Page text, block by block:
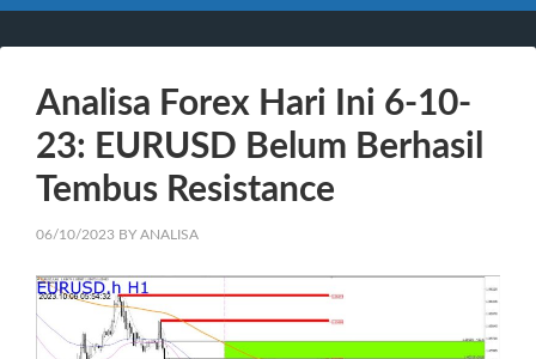
Analisa Forex Hari Ini 6-10-
23: EURUSD Belum Berhasil
Tembus Resistance
06/10/2023 BY ANALISA